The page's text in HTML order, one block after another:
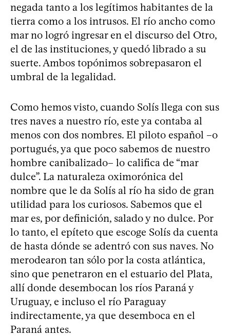
negada tanto a los legítimos habitantes de la
tierra como a los intrusos. El río ancho como
mar no logró ingresar en el discurso del Otro,
el de las instituciones, y quedó librado a su
suerte. Ambos topónimos sobrepasaron el
umbral de la legalidad.
Como hemos visto, cuando Solís llega con sus
tres naves a nuestro río, este ya contaba al
menos con dos nombres. El piloto español –o
portugués, ya que poco sabemos de nuestro
hombre canibalizado– lo califica de “mar
dulce”. La naturaleza oximorónica del
nombre que le da Solís al río ha sido de gran
utilidad para los curiosos. Sabemos que el
mar es, por definición, salado y no dulce. Por
lo tanto, el epíteto que escoge Solís da cuenta
de hasta dónde se adentró con sus naves. No
merodearon tan sólo por la costa atlántica,
sino que penetraron en el estuario del Plata,
allí donde desembocan los ríos Paraná y
Uruguay, e incluso el río Paraguay
indirectamente, ya que desemboca en el
Paraná antes.